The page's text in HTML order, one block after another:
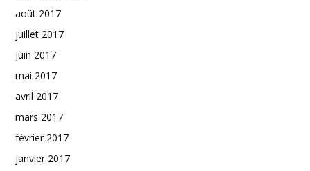
août 2017
juillet 2017
juin 2017
mai 2017
avril 2017
mars 2017
février 2017
janvier 2017